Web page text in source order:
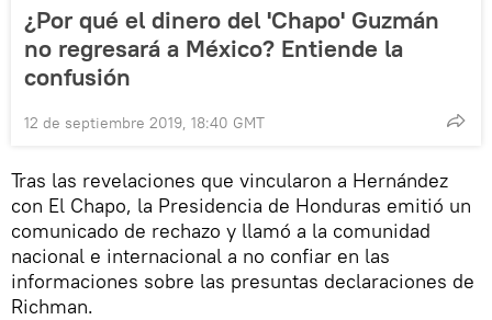
¿Por qué el dinero del 'Chapo' Guzmán
no regresará a México? Entiende la
confusión
12 de septiembre 2019, 18:40 GMT
Tras las revelaciones que vincularon a Hernández
con El Chapo, la Presidencia de Honduras emitió un
comunicado de rechazo y llamó a la comunidad
nacional e internacional a no confiar en las
informaciones sobre las presuntas declaraciones de
Richman.